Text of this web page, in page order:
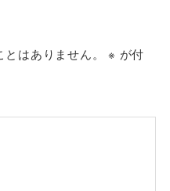
はありません。 ※ が付